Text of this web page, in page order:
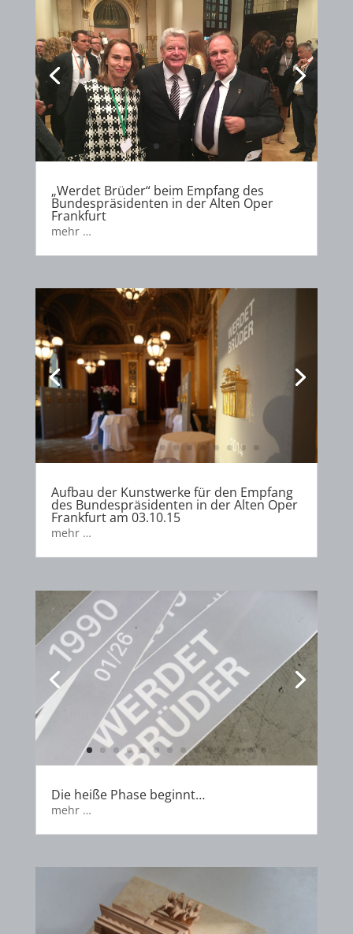
„Werdet Brüder“ beim Empfang des
Bundespräsidenten in der Alten Oper
Frankfurt
mehr …
Aufbau der Kunstwerke für den Empfang
des Bundespräsidenten in der Alten Oper
Frankfurt am 03.10.15
mehr …
Die heiße Phase beginnt…
mehr …